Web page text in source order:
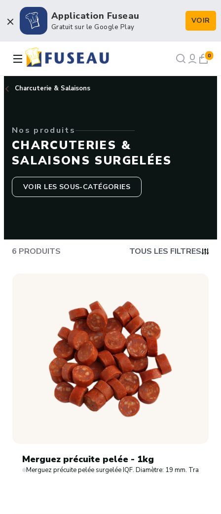
Application Fuseau
Gratuit sur le Google Play
VOIR
Boulangerie / Viennoiserie
Pâtisserie / Chocolaterie
Petits matériels & Hygiène
NOS RECETTES
NOTRE FORCE DE VENTE
0
Charcuterie & Salaisons
Nos produits
CHARCUTERIES &
SALAISONS SURGELÉES
VOIR LES SOUS-CATÉGORIES
6 PRODUITS TOUS LES FILTRES
Merguez précuite pelée - 1kg
Merguez précuite pelée surgelée IQF. Diamètre: 19 mm. Tranche: 1